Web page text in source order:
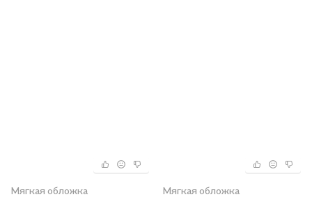
Мягкая обложка Мягкая обложка